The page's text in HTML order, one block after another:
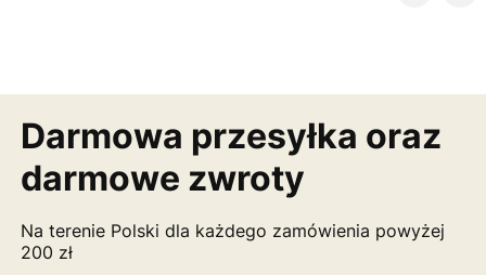
Darmowa przesyłka oraz
darmowe zwroty
Na terenie Polski dla każdego zamówienia powyżej
200 zł